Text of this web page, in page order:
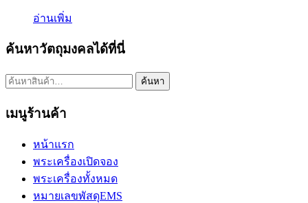
อ่านเพิ่ม
ค้นหาวัตถุมงคลได้ที่นี่
ค้นหา: ค้นหา
เมนูร้านค้า
หน้าแรก
พระเครื่องเปิดจอง
พระเครื่องทั้งหมด
หมายเลขพัสดุEMS